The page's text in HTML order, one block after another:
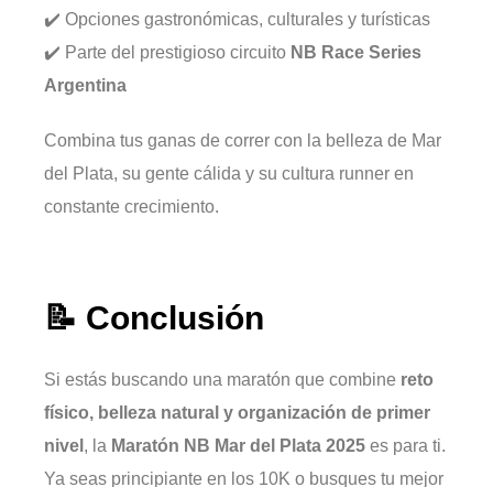
✔️ Opciones gastronómicas, culturales y turísticas
✔️ Parte del prestigioso circuito NB Race Series
Argentina
Combina tus ganas de correr con la belleza de Mar
del Plata, su gente cálida y su cultura runner en
constante crecimiento.
📝 Conclusión
Si estás buscando una maratón que combine reto
físico, belleza natural y organización de primer
nivel , la Maratón NB Mar del Plata 2025 es para ti.
Ya seas principiante en los 10K o busques tu mejor